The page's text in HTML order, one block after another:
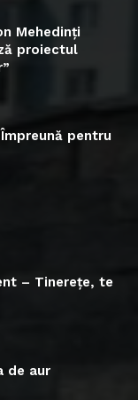
Mehedinți
proiectul
pentru
– Tinerețe, te
de aur